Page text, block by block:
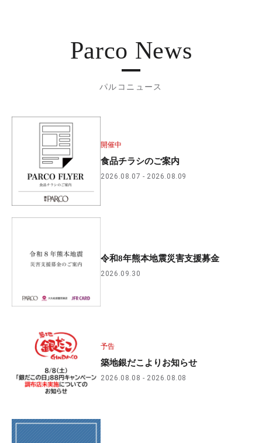
Parco News
パルコニュース
開催中
食品チラシのご案内
2026.08.07 2026.08.09
令和8年熊本地震災害支援募金
2026.09.30
予告
築地銀だこよりお知らせ
2026.08.08 2026.08.08